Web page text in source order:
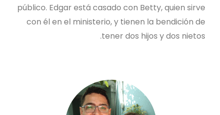
público. Edgar está casado con Betty, quien sirve
con él en el ministerio, y tienen la bendición de
tener dos hijos y dos nietos.